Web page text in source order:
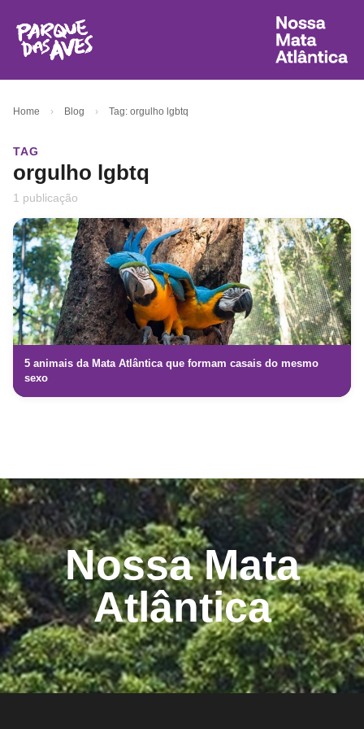
Home › Blog › Tag: orgulho lgbtq
TAG
orgulho lgbtq
1 publicação
5 animais da Mata Atlântica que formam casais do mesmo
sexo
Nossa Mata
Atlântica